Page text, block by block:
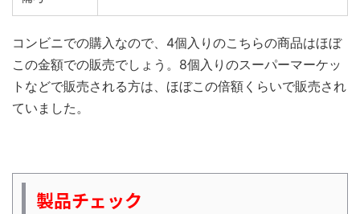
コンビニでの購入なので、4個入りのこちらの商品はほぼ
この金額での販売でしょう。8個入りのスーパーマーケッ
トなどで販売される方は、ほぼこの倍額くらいで販売され
ていました。
製品チェック